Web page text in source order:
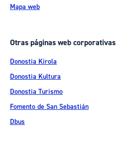
Mapa web
Otras páginas web corporativas
Donostia Kirola
Donostia Kultura
Donostia Turismo
Fomento de San Sebastián
Dbus